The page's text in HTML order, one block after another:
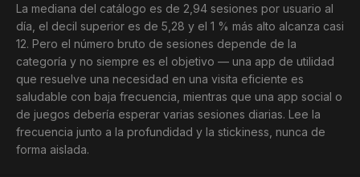
La mediana del catálogo es de 2,94 sesiones por usuario al
día, el decil superior es de 5,28 y el 1 % más alto alcanza casi
12. Pero el número bruto de sesiones depende de la
categoría y no siempre es el objetivo — una app de utilidad
que resuelve una necesidad en una visita eficiente es
saludable con baja frecuencia, mientras que una app social o
de juegos debería esperar varias sesiones diarias. Lee la
frecuencia junto a la profundidad y la stickiness, nunca de
forma aislada.